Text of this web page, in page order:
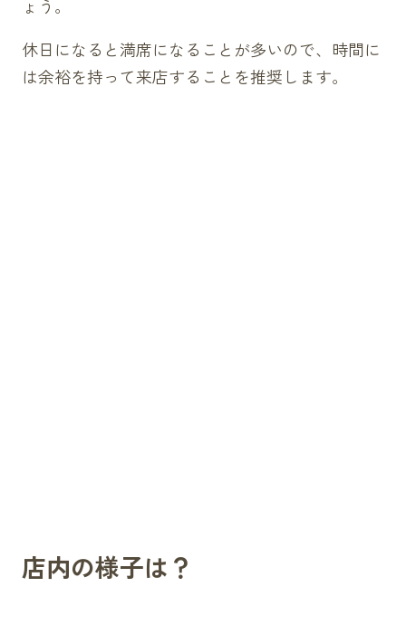
ょう。
休日になると満席になることが多いので、時間に
は余裕を持って来店することを推奨します。
店内の様子は？